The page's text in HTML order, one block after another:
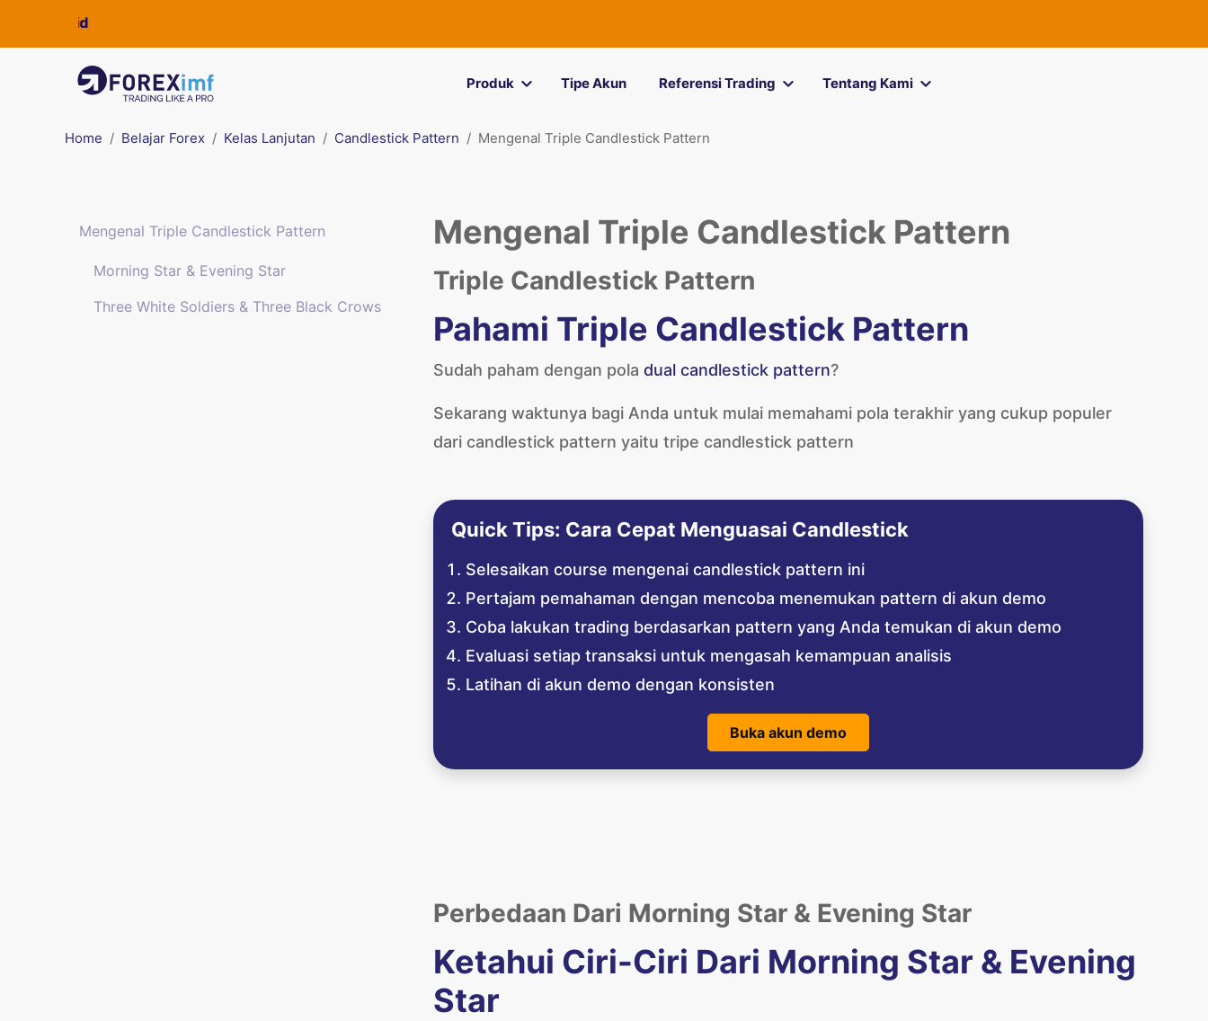
Produk Tipe Akun Referensi Trading Tentang Kami
Home Belajar Forex Kelas Lanjutan Candlestick Pattern Mengenal Triple Candlestick Pattern
Mengenal Triple Candlestick Pattern
Morning Star & Evening Star
Three White Soldiers & Three Black Crows
Mengenal Triple Candlestick Pattern
Triple Candlestick Pattern
Pahami Triple Candlestick Pattern
Sudah paham dengan pola dual candlestick pattern?
Sekarang waktunya bagi Anda untuk mulai memahami pola terakhir yang cukup populer
dari candlestick pattern yaitu tripe candlestick pattern
Quick Tips: Cara Cepat Menguasai Candlestick
Selesaikan course mengenai candlestick pattern ini
Pertajam pemahaman dengan mencoba menemukan pattern di akun demo
Coba lakukan trading berdasarkan pattern yang Anda temukan di akun demo
Evaluasi setiap transaksi untuk mengasah kemampuan analisis
Latihan di akun demo dengan konsisten
Buka akun demo
Perbedaan Dari Morning Star & Evening Star
Ketahui Ciri-Ciri Dari Morning Star & Evening
Star